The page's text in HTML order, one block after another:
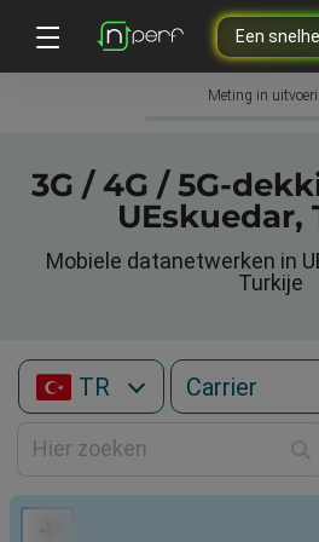
Een
Meting in
3G / 4G / 5G-
UEskuedar,
Mobiele datanetwerken in
Turkije
TR